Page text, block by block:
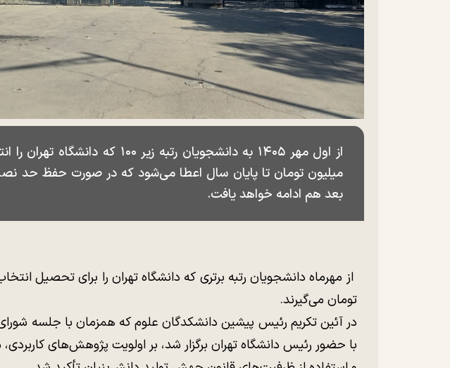
میلیون تومان تا پایان سال اعطا می‌شود که در صورت حفظ حد
بعد هم ادامه خواهد یافت.
تومان می‌گیرند.
در آئین تکریم رئیس پیشین دانشکدگان علوم که همزمان با جلسه
با حضور رئیس دانشگاه تهران برگزار شد، بر اولویت پژوهش‌های